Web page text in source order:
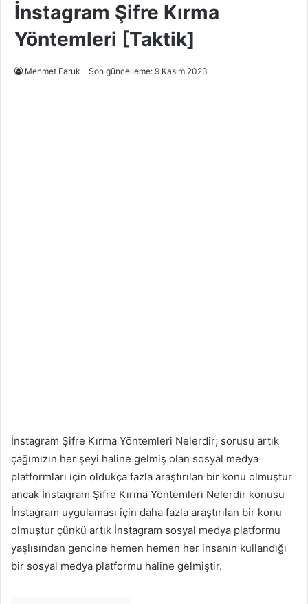
İnstagram Şifre Kırma
Yöntemleri [Taktik]
Mehmet Faruk Son güncelleme: 9 Kasım 2023
İnstagram Şifre Kırma Yöntemleri Nelerdir; sorusu artık
çağımızın her şeyi haline gelmiş olan sosyal medya
platformları için oldukça fazla araştırılan bir konu olmuştur
ancak İnstagram Şifre Kırma Yöntemleri Nelerdir konusu
İnstagram uygulaması için daha fazla araştırılan bir konu
olmuştur çünkü artık İnstagram sosyal medya platformu
yaşlısından gencine hemen hemen her insanın kullandığı
bir sosyal medya platformu haline gelmiştir.